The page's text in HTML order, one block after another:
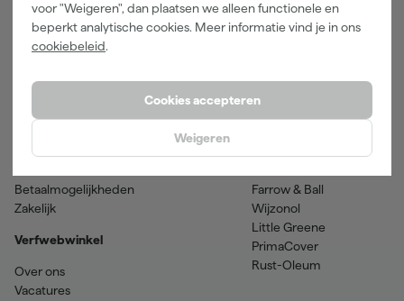
voor "Weigeren", dan plaatsen we alleen functionele en
beperkt analytische cookies. Meer informatie vind je in ons
cookiebeleid.
Cookies accepteren
Weigeren
Schildersbenodigdheden
Gereedschappen
Grondverf en primer
Spuitbussen
Beits
Betonverf en -coatings
Hulp & contact
Klantenservice
Betaalmogelijkheden
Zakelijk
Verfwebwinkel
Over ons
Vacatures
Merken
Farrow & Ball
Wijzonol
Little Greene
PrimaCover
Rust-Oleum